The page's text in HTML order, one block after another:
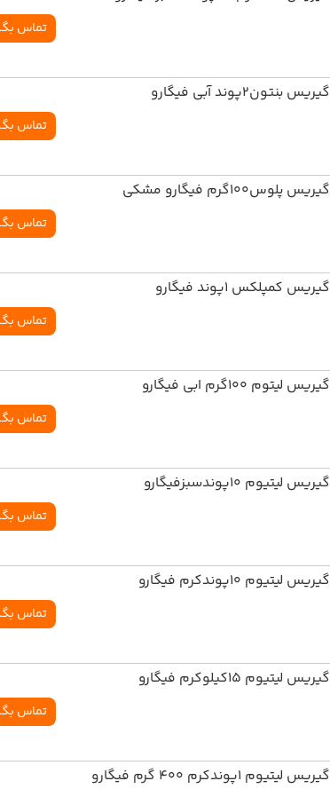
تماس
گيريس بنتون2پوند آبي فيگارو
تماس
گيريس پلوس100گرم فيگارو مشکي
تماس
گيريس کمپلکس 1پوند فيگارو
تماس
گيريس ليتوم 100گرم ابي فيگارو
تماس
گيريس ليتيوم 10پوندسبزفيگارو
تماس
گيريس ليتيوم 10پوندکرم فيگارو
تماس
گيريس ليتيوم 15کيلوکرم فيگارو
تماس
گيريس ليتيوم 1پوندکرم 400 گرم فيگارو